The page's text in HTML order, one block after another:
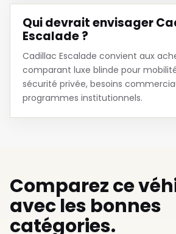
Qui devrait envisager
Escalade ?
Cadillac Escalade convient aux
comparant luxe blinde pour
sécurité privée, besoins
programmes institutionnels.
Comparez ce
avec les bonnes
catégories.